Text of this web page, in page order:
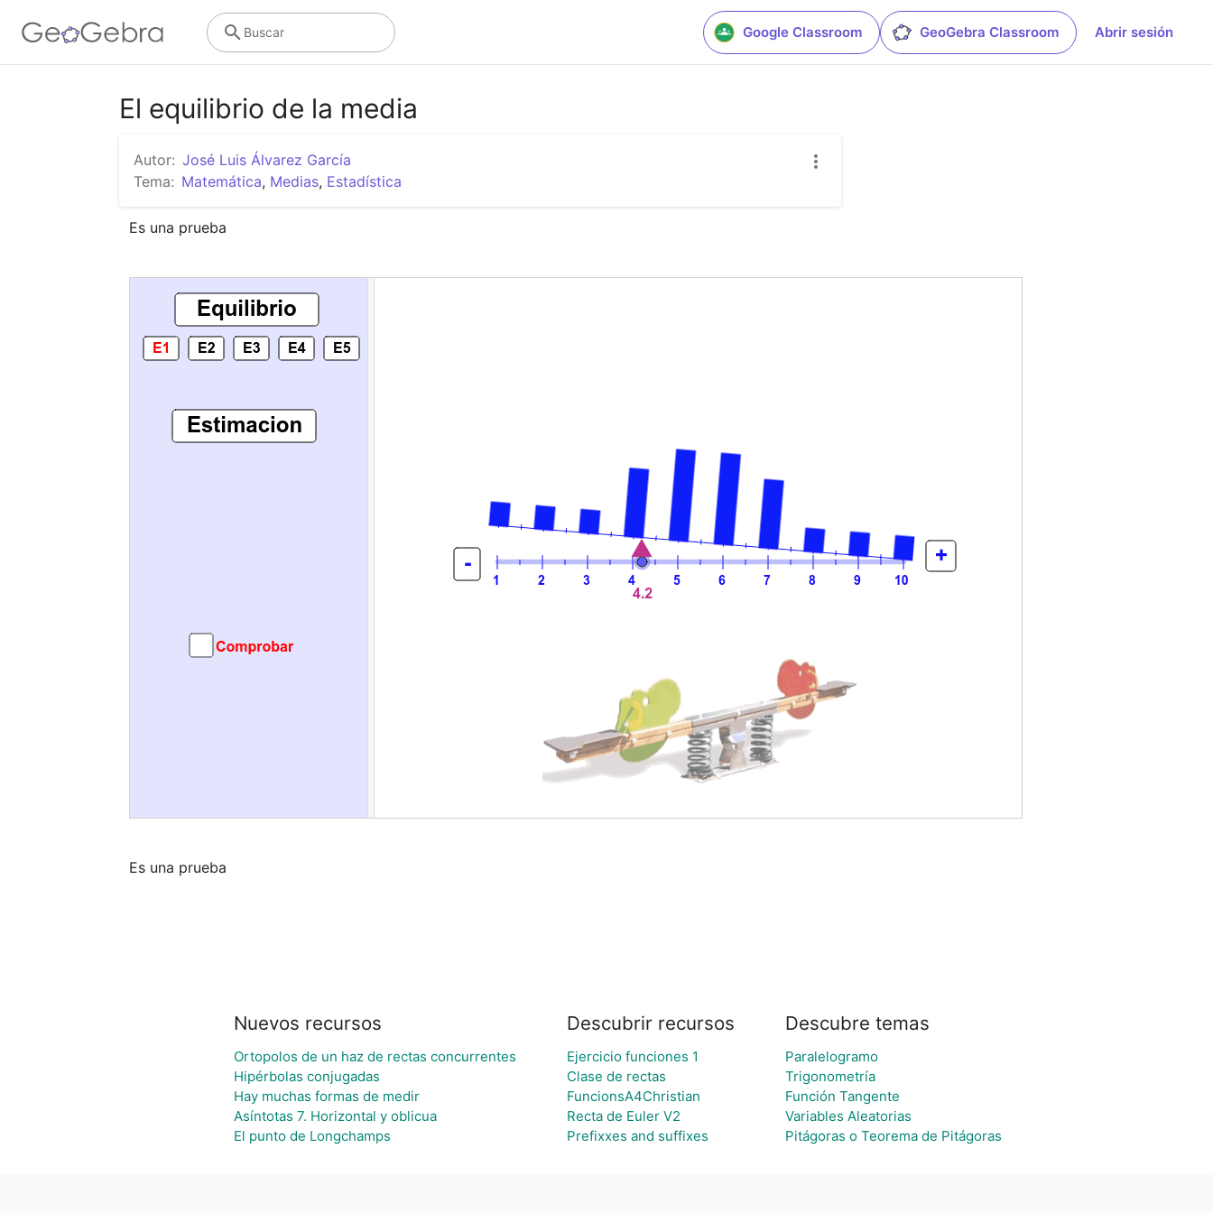
Google Classroom GeoGebra Classroom Abrir sesión
Buscar
El equilibrio de la media
Autor: José Luis Álvarez García
Tema: Matemática, Medias, Estadística
Es una prueba
Es una prueba
Nuevos recursos
Ortopolos de un haz de rectas concurrentes
Hipérbolas conjugadas
Hay muchas formas de medir
Asíntotas 7. Horizontal y oblicua
El punto de Longchamps
Descubrir recursos
Ejercicio funciones 1
Clase de rectas
FuncionsA4Christian
Recta de Euler V2
Prefixxes and suffixes
Descubre temas
Paralelogramo
Trigonometría
Función Tangente
Variables Aleatorias
Pitágoras o Teorema de Pitágoras